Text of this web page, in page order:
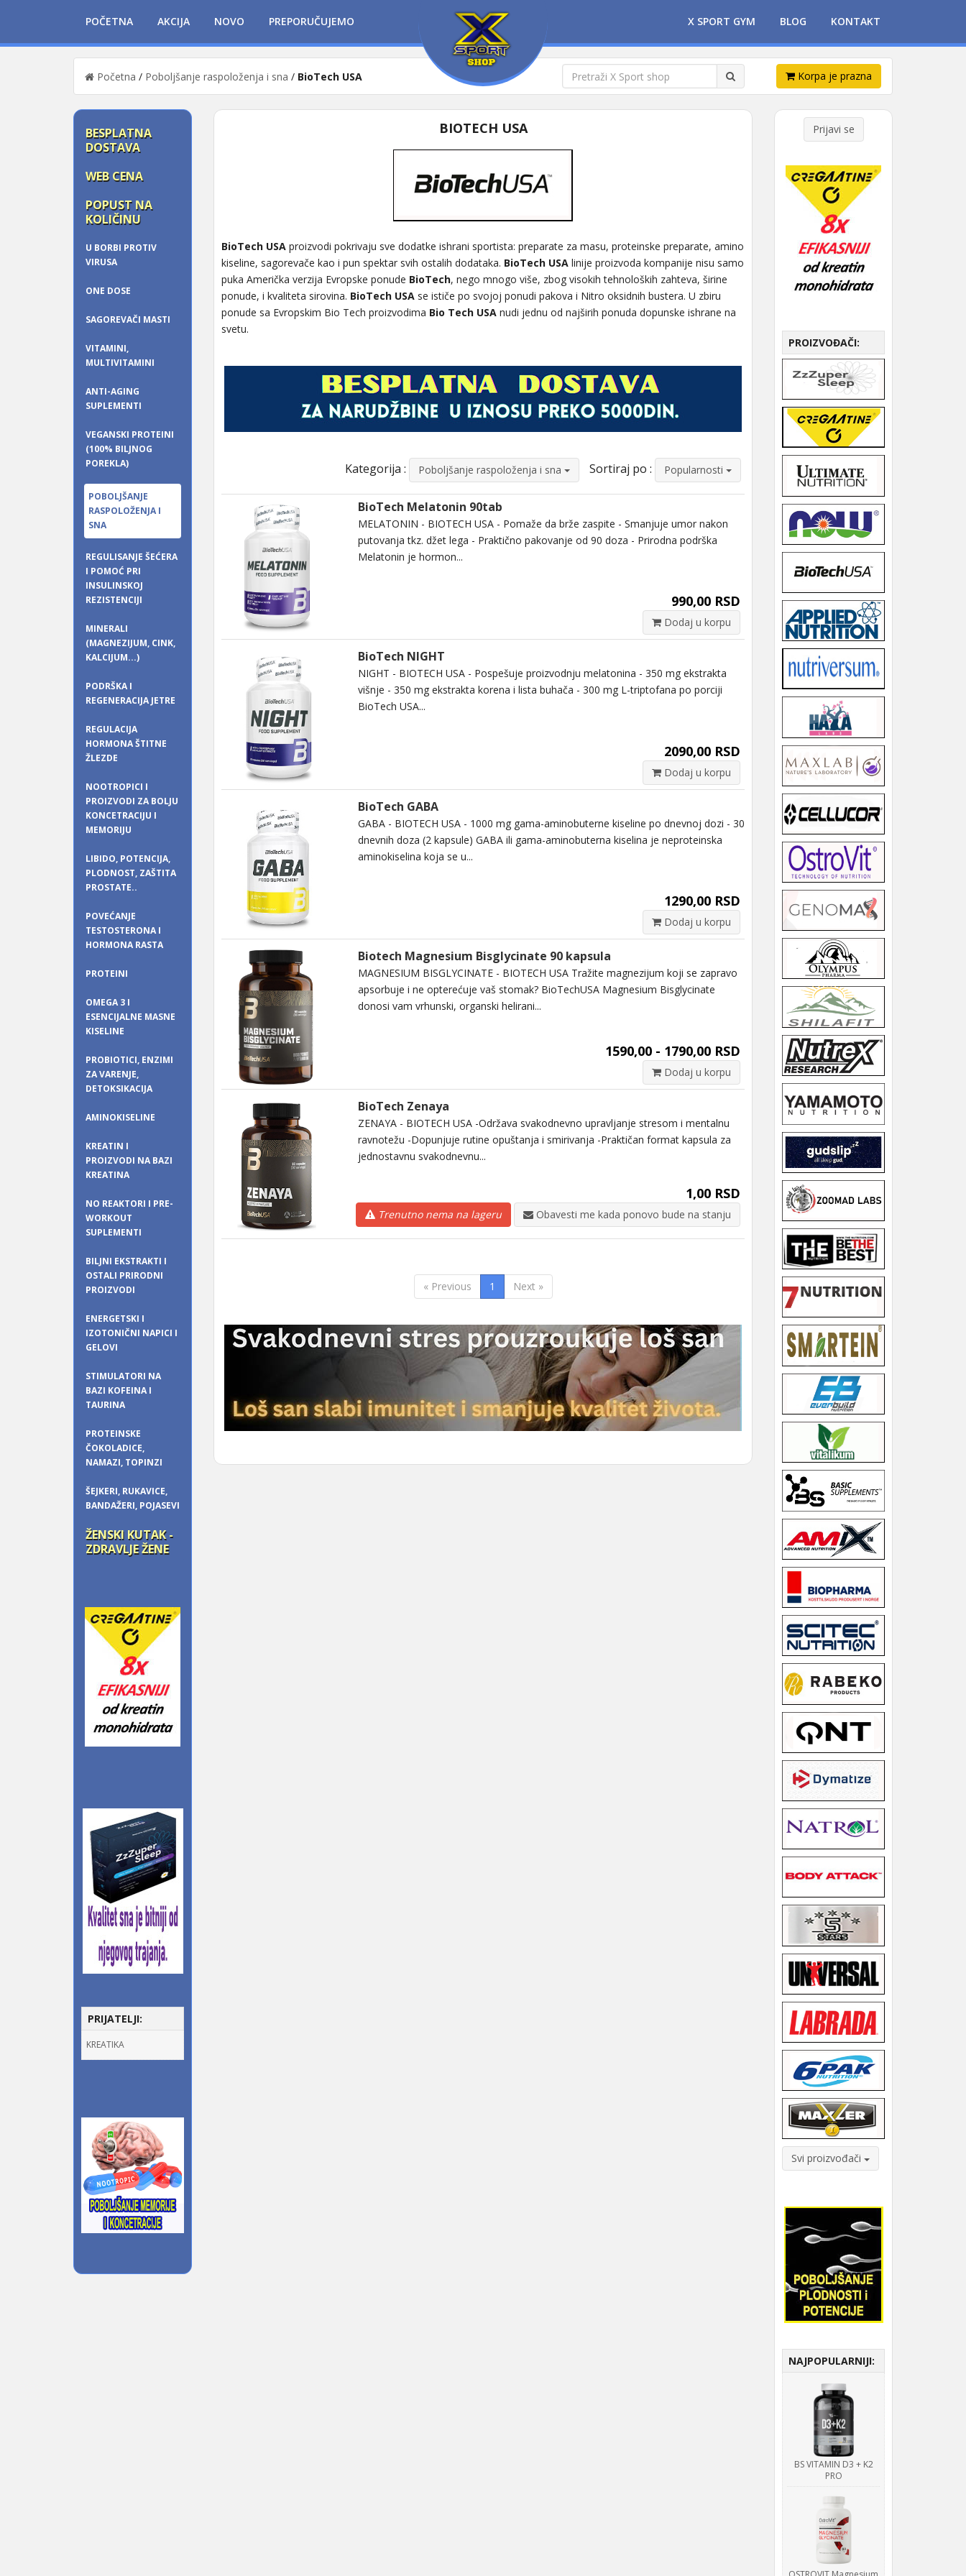
POČETNA AKCIJA NOVO PREPORUČUJEMO X SPORT GYM BLOG KONTAKT
Početna / Poboljšanje raspoloženja i sna / BioTech USA Korpa je prazna
BESPLATNA
DOSTAVA
WEB CENA
POPUST NA
KOLIČINU
U BORBI PROTIV
VIRUSA
ONE DOSE
SAGOREVAČI MASTI
VITAMINI,
MULTIVITAMINI
ANTI-AGING
SUPLEMENTI
VEGANSKI PROTEINI
(100% BILJNOG
POREKLA)
POBOLJŠANJE
RASPOLOŽENJA I
SNA
REGULISANJE ŠEĆERA
I POMOĆ PRI
INSULINSKOJ
REZISTENCIJI
MINERALI
(MAGNEZIJUM, CINK,
KALCIJUM...)
PODRŠKA I
REGENERACIJA JETRE
REGULACIJA
HORMONA ŠTITNE
ŽLEZDE
NOOTROPICI I
PROIZVODI ZA BOLJU
KONCETRACIJU I
MEMORIJU
LIBIDO, POTENCIJA,
PLODNOST, ZAŠTITA
PROSTATE..
POVEĆANJE
TESTOSTERONA I
HORMONA RASTA
PROTEINI
OMEGA 3 I
ESENCIJALNE MASNE
KISELINE
PROBIOTICI, ENZIMI
ZA VARENJE,
DETOKSIKACIJA
AMINOKISELINE
KREATIN I
PROIZVODI NA BAZI
KREATINA
NO REAKTORI I PRE-
WORKOUT
SUPLEMENTI
BILJNI EKSTRAKTI I
OSTALI PRIRODNI
PROIZVODI
ENERGETSKI I
IZOTONIČNI NAPICI I
GELOVI
STIMULATORI NA
BAZI KOFEINA I
TAURINA
PROTEINSKE
ČOKOLADICE,
NAMAZI, TOPINZI
ŠEJKERI, RUKAVICE,
BANDAŽERI, POJASEVI
ŽENSKI KUTAK -
ZDRAVLJE ŽENE
PRIJATELJI:
KREATIKA
BIOTECH USA
BioTech USA proizvodi pokrivaju sve dodatke ishrani sportista: preparate za masu, proteinske preparate, amino
kiseline, sagorevače kao i pun spektar svih ostalih dodataka. BioTech USA linije proizvoda kompanije nisu samo
puka Američka verzija Evropske ponude BioTech, nego mnogo više, zbog visokih tehnoloških zahteva, širine
ponude, i kvaliteta sirovina. BioTech USA se ističe po svojoj ponudi pakova i Nitro oksidnih bustera. U zbiru
ponude sa Evropskim Bio Tech proizvodima Bio Tech USA nudi jednu od najširih ponuda dopunske ishrane na
svetu.
Kategorija : Poboljšanje raspoloženja i sna Sortiraj po : Popularnosti
BioTech Melatonin 90tab
MELATONIN - BIOTECH USA - Pomaže da brže zaspite - Smanjuje umor nakon
putovanja tkz. džet lega - Praktično pakovanje od 90 doza - Prirodna podrška
Melatonin je hormon...
990,00 RSD
Dodaj u korpu
BioTech NIGHT
NIGHT - BIOTECH USA - Pospešuje proizvodnju melatonina - 350 mg ekstrakta
višnje - 350 mg ekstrakta korena i lista buhača - 300 mg L-triptofana po porciji
BioTech USA...
2090,00 RSD
Dodaj u korpu
BioTech GABA
GABA - BIOTECH USA - 1000 mg gama-aminobuterne kiseline po dnevnoj dozi - 30
dnevnih doza (2 kapsule) GABA ili gama-aminobuterna kiselina je neproteinska
aminokiselina koja se u...
1290,00 RSD
Dodaj u korpu
Biotech Magnesium Bisglycinate 90 kapsula
MAGNESIUM BISGLYCINATE - BIOTECH USA Tražite magnezijum koji se zapravo
apsorbuje i ne opterećuje vaš stomak? BioTechUSA Magnesium Bisglycinate
donosi vam vrhunski, organski helirani...
1590,00 - 1790,00 RSD
Dodaj u korpu
BioTech Zenaya
ZENAYA - BIOTECH USA -Održava svakodnevno upravljanje stresom i mentalnu
ravnotežu -Dopunjuje rutine opuštanja i smirivanja -Praktičan format kapsula za
jednostavnu svakodnevnu...
1,00 RSD
Trenutno nema na lageru Obavesti me kada ponovo bude na stanju
« Previous 1 Next »
Prijavi se
PROIZVOĐAČI:
Svi proizvođači
NAJPOPULARNIJI:
BS VITAMIN D3 + K2
PRO